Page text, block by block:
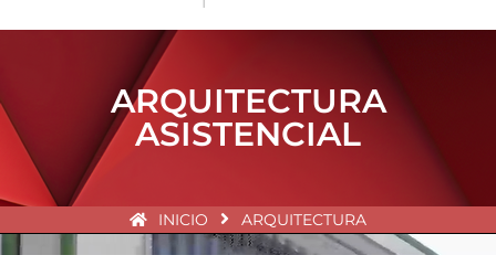
ARQUITECTURA
ASISTENCIAL
INICIO ARQUITECTURA